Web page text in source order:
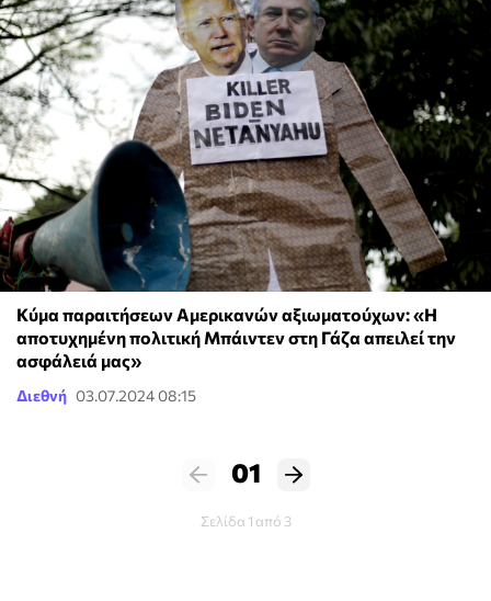
Κύμα παραιτήσεων Αμερικανών αξιωματούχων: «Η
αποτυχημένη πολιτική Μπάιντεν στη Γάζα απειλεί την
ασφάλειά μας»
Διεθνή 03.07.2024 08:15
01
Σελίδα 1 από 3